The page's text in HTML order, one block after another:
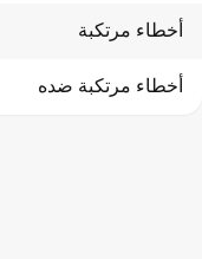
أخطاء مرتكبة
أخطاء مرتكبة ضده